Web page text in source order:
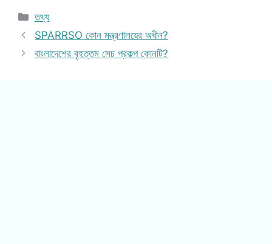
Categories
তথ্য
SPARRSO কোন মন্ত্রণালয়ের অধীন?
বাংলাদেশের বৃহত্তম সেচ প্রকল্প কোনটি?